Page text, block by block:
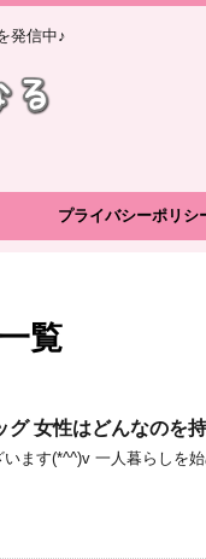
発信中♪
プライバシーポリシ
覧
グ 女性はどんなのを
ます(*^^)v 一人暮らしを